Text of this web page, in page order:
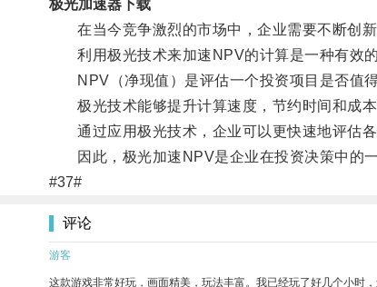
极光加速器下载
在当今竞争激烈的市场中，企业需要不断创新
利用极光技术来加速NPV的计算是一种有效的
NPV（净现值）是评估一个投资项目是否值得
极光技术能够提升计算速度，节约时间和成本
通过应用极光技术，企业可以更快速地评估各
因此，极光加速NPV是企业在投资决策中的一
#37#
评论
游客
这款游戏非常好玩，画面精美，玩法丰富。我已经玩了好几个小时，